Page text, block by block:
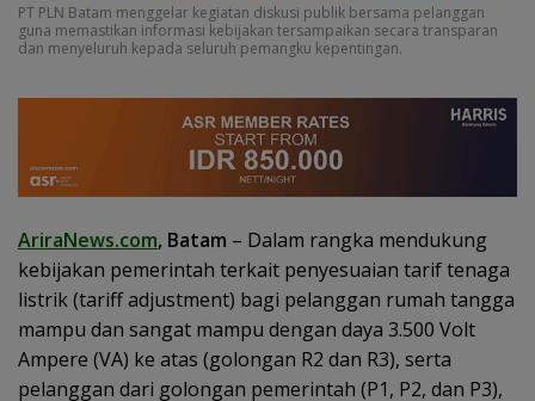
PT PLN Batam menggelar kegiatan diskusi publik bersama pelanggan
guna memastikan informasi kebijakan tersampaikan secara transparan
dan menyeluruh kepada seluruh pemangku kepentingan.
AriraNews.com, Batam – Dalam rangka mendukung
kebijakan pemerintah terkait penyesuaian tarif tenaga
listrik (tariff adjustment) bagi pelanggan rumah tangga
mampu dan sangat mampu dengan daya 3.500 Volt
Ampere (VA) ke atas (golongan R2 dan R3), serta
pelanggan dari golongan pemerintah (P1, P2, dan P3),